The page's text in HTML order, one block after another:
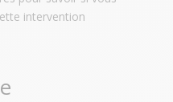
intervention